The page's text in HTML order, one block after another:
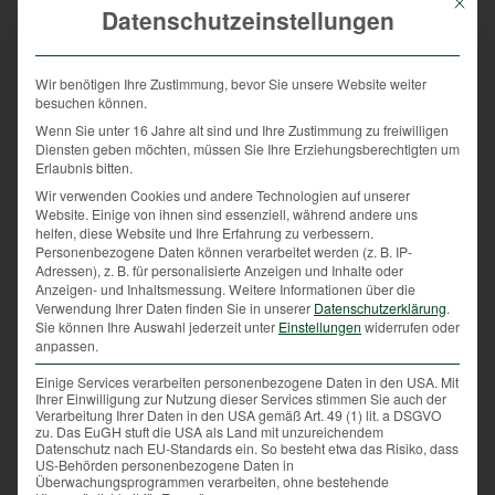
Landschaft und auch das Leben unserer Wildtiere.
Hitzewellen, örtlichen Starkregen mit Überflutungen,
weniger Schnee und gebietsweise starker
Trockenheit in Österreich bzw. in Europa rechnen.
Auch unsere Wildtiere leiden unter diesen
Klimaänderungen.
Bezugnehmend auf einen Jagdbezirk in der
Steiermark musste in den letzten Jahren festgestellt
werden, dass das Durchschnittsgewicht beim
Rehwild leicht gesunken ist. Auffällig dabei ist vor
allem, dass die deutlichsten Rückgänge bei den
Kitzen zu verzeichnen sind.
Eine mögliche Erklärung dafür ist, dass die
Klimaerwärmung auch vor unserem Rehwild nicht
Halt macht.
Die Brunft beim Rehwild findet – wie gewohnt – Ende
Juli/Anfang August statt. Nach der danach
Datenschutzeinstellungen
Wir benötigen Ihre Zustimmung, bevor Sie unsere Website weiter
besuchen können.
Wenn Sie unter 16 Jahre alt sind und Ihre Zustimmung zu freiwilligen
Diensten geben möchten, müssen Sie Ihre Erziehungsberechtigten um
Erlaubnis bitten.
Wir verwenden Cookies und andere Technologien auf unserer
Website. Einige von ihnen sind essenziell, während andere uns
helfen, diese Website und Ihre Erfahrung zu verbessern.
Personenbezogene Daten können verarbeitet werden (z. B. IP-
Adressen), z. B. für personalisierte Anzeigen und Inhalte oder
Anzeigen- und Inhaltsmessung. Weitere Informationen über die
Verwendung Ihrer Daten finden Sie in unserer Datenschutzerklärung.
Sie können Ihre Auswahl jederzeit unter Einstellungen widerrufen oder
anpassen.
Einige Services verarbeiten personenbezogene Daten in den USA. Mit
Ihrer Einwilligung zur Nutzung dieser Services stimmen Sie auch der
Verarbeitung Ihrer Daten in den USA gemäß Art. 49 (1) lit. a DSGVO
zu. Das EuGH stuft die USA als Land mit unzureichendem
Datenschutz nach EU-Standards ein. So besteht etwa das Risiko, dass
US-Behörden personenbezogene Daten in
Überwachungsprogrammen verarbeiten, ohne bestehende